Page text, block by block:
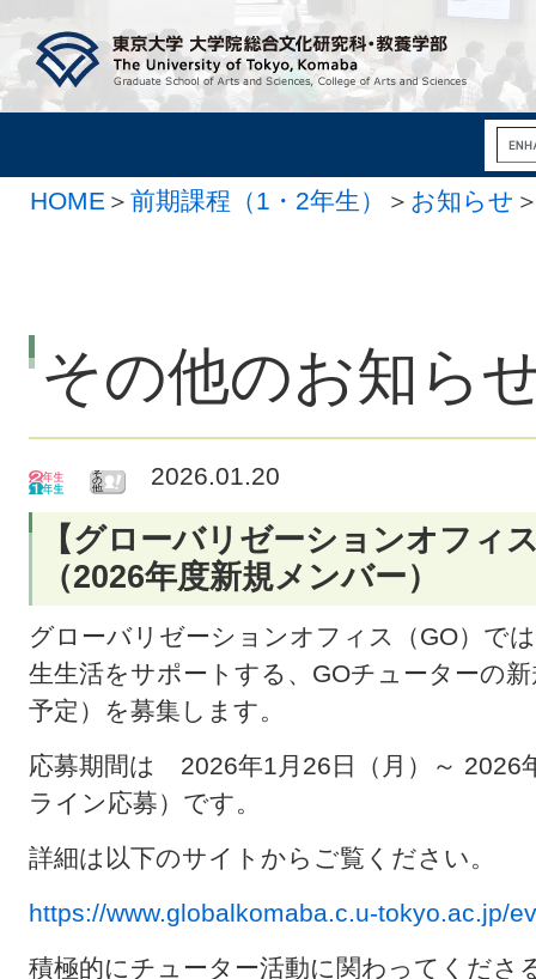
HOME ＞ 前期課程（1・2年生） ＞ お知らせ
その他のお知ら
2026.01.20
【グローバリゼーションオフィ
（2026年度新規メンバー）
グローバリゼーションオフィス（GO）で
生生活をサポートする、GOチューターの
予定）を募集します。
応募期間は 2026年1月26日（月）～ 2026
ライン応募）です。
詳細は以下のサイトからご覧ください。
https://www.globalkomaba.c.u-tokyo.ac.jp/
積極的にチューター活動に関わってくださ